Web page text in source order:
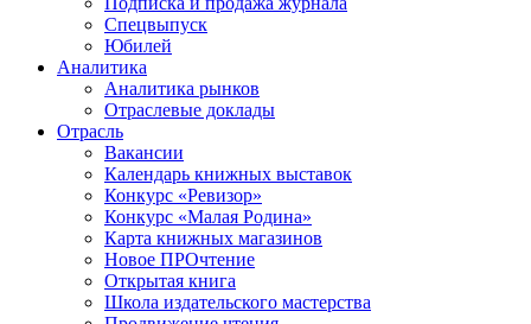
Спецвыпуск
Юбилей
Аналитика
Аналитика рынков
Отраслевые доклады
Отрасль
Вакансии
Календарь книжных выставок
Конкурс «Ревизор»
Конкурс «Малая Родина»
Карта книжных магазинов
Новое ПРОчтение
Открытая книга
Школа издательского мастерства